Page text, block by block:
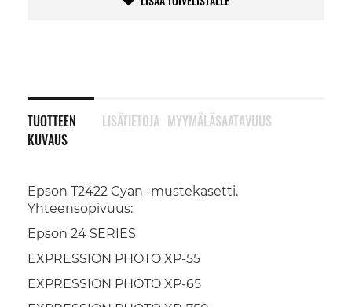
TUOTTEEN
KUVAUS
Epson T2422 Cyan -mustekasetti.
Yhteensopivuus:
Epson 24 SERIES
EXPRESSION PHOTO XP-55
EXPRESSION PHOTO XP-65
LISÄTIETOJA MYYMÄLÄSAATAVUUS